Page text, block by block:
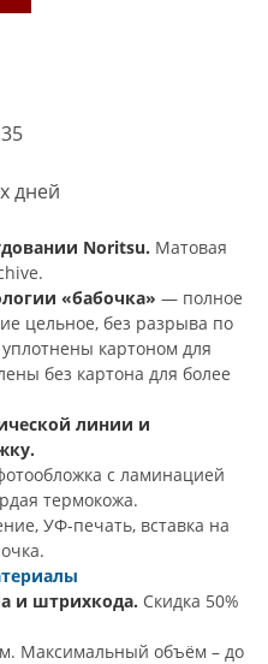
дней
Noritsu. Матовая
«бабочка» — полное
цельное, без разрыва по
картоном для
без картона для более
линии и
с ламинацией
термокожа.
УФ-печать, вставка на
и штрихкода. Скидка 50%
Максимальный объём – до